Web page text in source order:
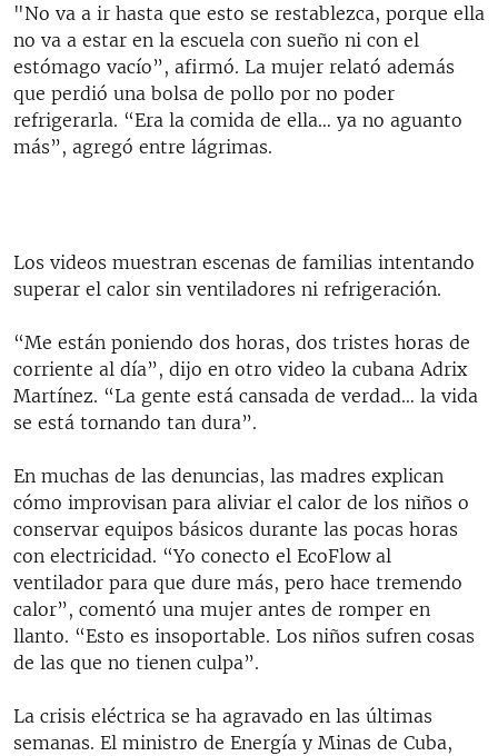
"No va a ir hasta que esto se restablezca, porque ella
no va a estar en la escuela con sueño ni con el
estómago vacío”, afirmó. La mujer relató además
que perdió una bolsa de pollo por no poder
refrigerarla. “Era la comida de ella… ya no aguanto
más”, agregó entre lágrimas.
Los videos muestran escenas de familias intentando
superar el calor sin ventiladores ni refrigeración.
“Me están poniendo dos horas, dos tristes horas de
corriente al día”, dijo en otro video la cubana Adrix
Martínez. “La gente está cansada de verdad… la vida
se está tornando tan dura”.
En muchas de las denuncias, las madres explican
cómo improvisan para aliviar el calor de los niños o
conservar equipos básicos durante las pocas horas
con electricidad. “Yo conecto el EcoFlow al
ventilador para que dure más, pero hace tremendo
calor”, comentó una mujer antes de romper en
llanto. “Esto es insoportable. Los niños sufren cosas
de las que no tienen culpa”.
La crisis eléctrica se ha agravado en las últimas
semanas. El ministro de Energía y Minas de Cuba,